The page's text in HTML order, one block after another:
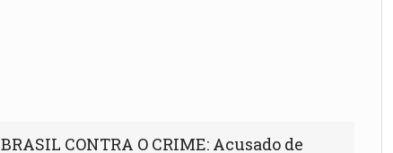
BRASIL CONTRA O CRIME: Acusado de